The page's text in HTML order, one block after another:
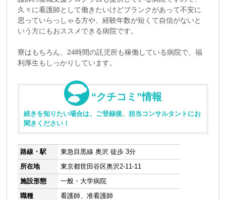
久々に看護師として働きたいけどブランクがあって不安に
思っていらっしゃる方や、経験年数が短くて自信がないと
いう方にもおススメできる病院です。
寮はもちろん、24時間の託児所も稼働している病院で、福
利厚生もしっかりしています。
“クチコミ”情報
続きを知りたい場合は、ご登録後、担当コンサルタントにお
聞きください！
路線・駅
東急目黒線 奥沢 徒歩 3分
所在地
東京都世田谷区奥沢2-11-11
施設形態
一般・大学病院
職種
看護師、准看護師